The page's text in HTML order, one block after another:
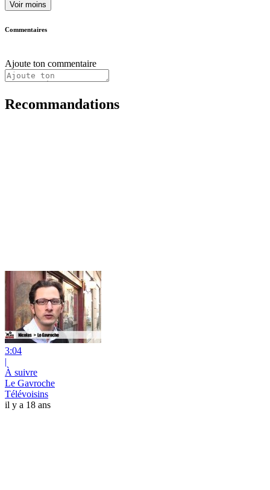
Voir moins
Commentaires
Ajoute ton commentaire
Recommandations
3:04
|
À suivre
Le Gavroche
Télévoisins
il y a 18 ans